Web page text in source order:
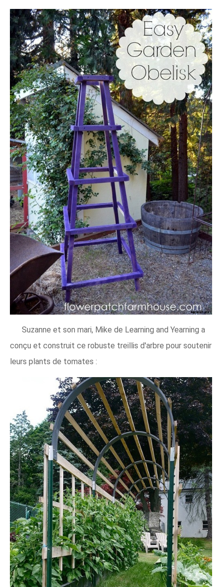
Suzanne et son mari, Mike de Learning and Yearning a
conçu et construit ce robuste treillis d'arbre pour soutenir
leurs plants de tomates :